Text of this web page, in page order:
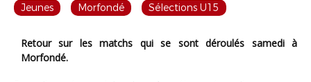
Jeunes Morfondé Sélections U15
Retour sur les matchs qui se sont déroulés samedi à
Morfondé.